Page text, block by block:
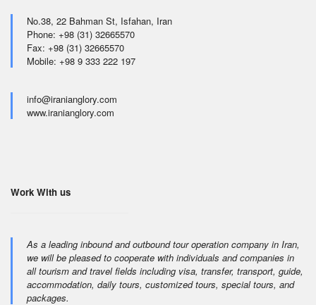
No.38, 22 Bahman St, Isfahan, Iran
Phone: +98 (31) 32665570
Fax: +98 (31) 32665570
Mobile: +98 9 333 222 197
info@iranianglory.com
www.iranianglory.com
Work With us
As a leading inbound and outbound tour operation company in Iran,
we will be pleased to cooperate with individuals and companies in
all tourism and travel fields including visa, transfer, transport, guide,
accommodation, daily tours, customized tours, special tours, and
packages.